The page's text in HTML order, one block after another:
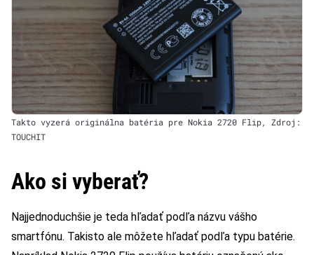
Takto vyzerá originálna batéria pre Nokia 2720 Flip, Zdroj:
TOUCHIT
Ako si vyberať?
Najjednoduchšie je teda hľadať podľa názvu vášho
smartfónu. Takisto ale môžete hľadať podľa typu batérie.